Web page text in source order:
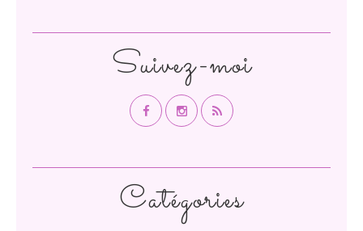
Catégories
Suivez-moi